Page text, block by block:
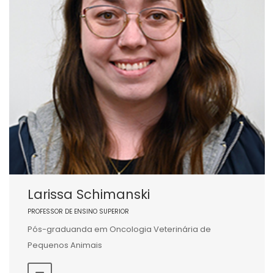
Larissa Schimanski
PROFESSOR DE ENSINO SUPERIOR
Pós-graduanda em Oncologia Veterinária de
Pequenos Animais